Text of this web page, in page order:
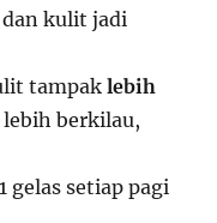
kulit jadi
tampaklebih
berkilau,
setiap pagi